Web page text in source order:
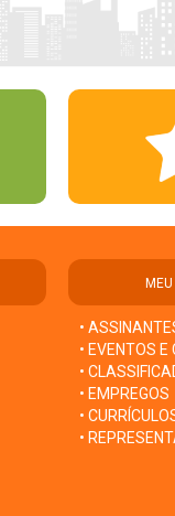
•
• EVENTOS E
•
• EMPREGOS
•
•